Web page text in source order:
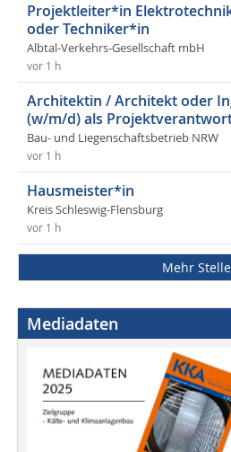
Projektleiter*in
oder Techniker*in
Albtal-Verkehrs-Gesellschaft mbH
vor 1 h
Architektin / Architekt oder
(w/m/d) als
Bau- und Liegenschaftsbetrieb NRW
vor 1 h
Hausmeister*in
Kreis Schleswig-Flensburg
vor 1 h
Mehr
Mediadaten